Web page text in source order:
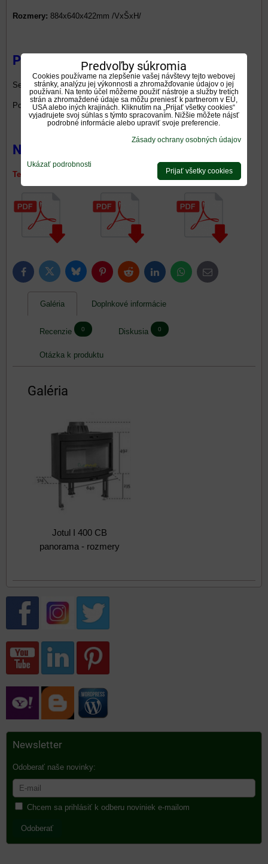
Rozmery: 884x640x422mm /VxŠxH/
Príslušenstvo:
Set pre pripojenie externého vzduchu DN100mm 300 €
Popolník s priamym prepadom 360 €
Na stiahnutie:
Technický list Vyhlásenie zhody Energetický štítok
FacebookTwitter BlueskyPinterestReddit LinkedInWhatsApp
E-
mail
Galéria Doplnkové informácie
Recenzie 0 Diskusia 0
Otázka k produktu
Galéria
Jotul I 400 CB
panorama - rozmery
Newsletter
Odoberať naše novinky:
Chcem sa prihlásiť k odberu noviniek e-mailom
Odoberať
Predvoľby súkromia
Cookies používame na zlepšenie vašej návštevy tejto webovej
stránky, analýzu jej výkonnosti a zhromažďovanie údajov o jej
používaní. Na tento účel môžeme použiť nástroje a služby tretích
strán a zhromaždené údaje sa môžu preniesť k partnerom v EÚ,
USA alebo iných krajinách. Kliknutím na „Prijať všetky cookies“
vyjadrujete svoj súhlas s týmto spracovaním. Nižšie môžete nájsť
podrobné informácie alebo upraviť svoje preferencie.
Zásady ochrany osobných údajov
Ukázať podrobnosti
Prijať všetky cookies